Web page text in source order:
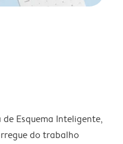
Esquema Inteligente,
do trabalho